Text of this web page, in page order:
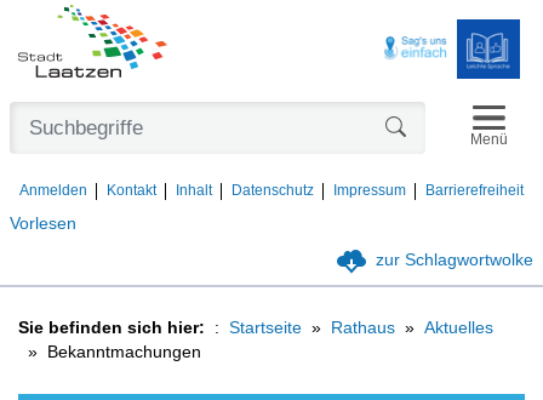
Vorlesen
Anmelden Kontakt Inhalt Datenschutz Impressum Barrierefreiheit
Menü
zur Schlagwortwolke
Sie befinden sich hier: Startseite Rathaus
Aktuelles
Bekanntmachungen